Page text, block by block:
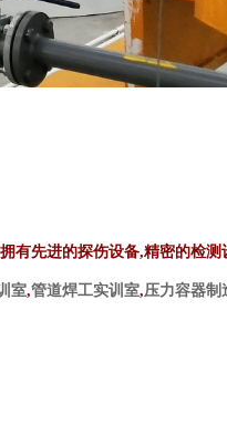
有先进的探伤设备,精密的检测
室,管道焊工实训室,压力容器制